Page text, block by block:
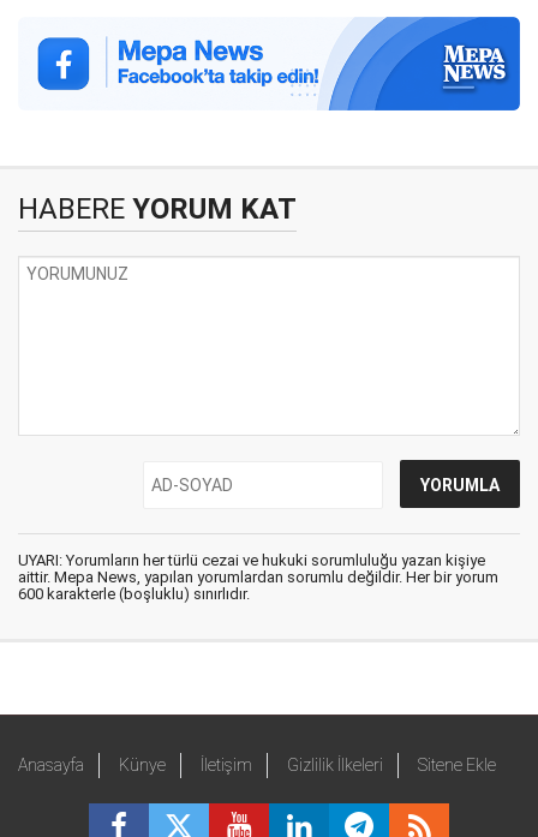
HABERE YORUM KAT
UYARI: Yorumların her türlü cezai ve hukuki sorumluluğu yazan kişiye
aittir. Mepa News, yapılan yorumlardan sorumlu değildir. Her bir yorum
600 karakterle (boşluklu) sınırlıdır.
Anasayfa Künye İletişim Gizlilik İlkeleri Sitene Ekle